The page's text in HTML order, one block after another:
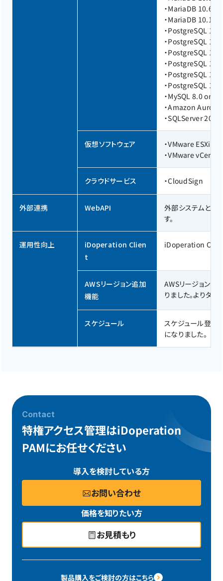
・MariaDB 10.6
・MariaDB 10.11
・PostgreSQL 13
・PostgreSQL 13
・PostgreSQL 14
・PostgreSQL 14
・PostgreSQL 15
・PostgreSQL 15
・MySQL 8.0 on
・Amazon Aurora
・SQLServer
仮想ソフトウェア ・VMware ESXi 8.0
・VMware
クラウドサービス ・CloudSign
外部連携 WebAPI
外部システムと
す。
運用性向上
iDoperation Clien
t
iDoperation Client
AWSリージョン追加
機能
AWSリージョンが
りました。よりタ
スケジュール
スケジュール登録
になりました。
Contact
特権アクセス管理はiDoperation
PAMにお任せください
価格を知りたい方
お見積もり
導入を検討している方
お問い合わせ
製品購入をご検討の方はこちら